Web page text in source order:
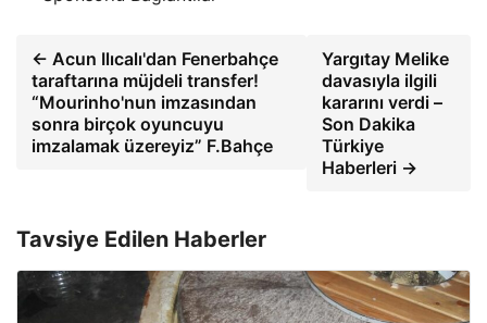
← Acun Ilıcalı'dan Fenerbahçe
taraftarına müjdeli transfer!
“Mourinho'nun imzasından
sonra birçok oyuncuyu
imzalamak üzereyiz” F.Bahçe
Yargıtay Melike
davasıyla ilgili
kararını verdi –
Son Dakika
Türkiye
Haberleri →
Tavsiye Edilen Haberler